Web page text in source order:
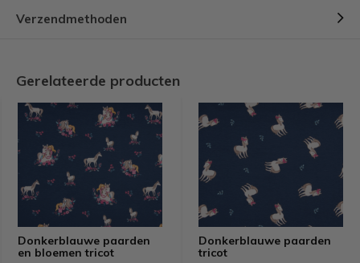
Verzendmethoden
Gerelateerde producten
Donkerblauwe paarden
en bloemen tricot
Donkerblauwe paarden
tricot